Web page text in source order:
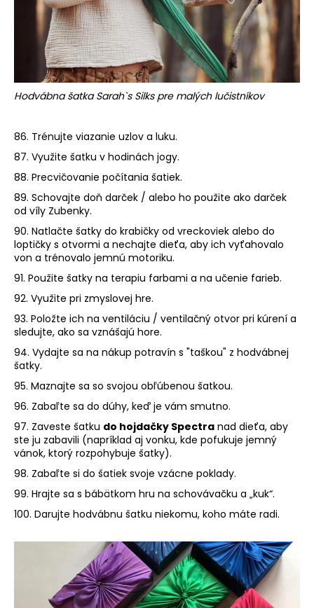
Hodvábna šatka Sarah`s Silks pre malých lučistníkov
86. Trénujte viazanie uzlov a luku.
87. Využite šatku v hodinách jogy.
88. Precvičovanie počítania šatiek.
89. Schovajte doň darček / alebo ho použite ako darček
od víly Zubenky.
90. Natlačte šatky do krabičky od vreckoviek alebo do
loptičky s otvormi a nechajte dieťa, aby ich vyťahovalo
von a trénovalo jemnú motoriku.
91. Použite šatky na terapiu farbami a na učenie farieb.
92. Využite pri zmyslovej hre.
93. Položte ich na ventiláciu / ventilačný otvor pri kúrení a
sledujte, ako sa vznášajú hore.
94. Vydajte sa na nákup potravín s "taškou" ​​z hodvábnej
šatky.
95. Maznajte sa so svojou obľúbenou šatkou.
96. Zabaľte sa do dúhy, keď je vám smutno.
97. Zaveste šatku do hojdačky Spectra nad dieťa, aby
ste ju zabavili (napríklad aj vonku, kde pofukuje jemný
vánok, ktorý rozpohybuje šatky).
98. Zabaľte si do šatiek svoje vzácne poklady.
99. Hrajte sa s bábätkom hru na schovávačku a „kuk“.
100. Darujte hodvábnu šatku niekomu, koho máte radi.